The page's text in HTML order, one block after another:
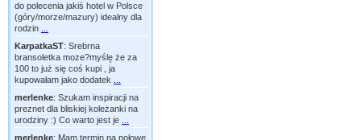
do polecenia jakiś hotel w Polsce
(góry/morze/mazury) idealny dla
rodzin
KarpatkaST: Srebrna
bransoletka moze?myślę że za
100 to już się coś kupi , ja
kupowałam jako dodatek
merlenke: Szukam inspiracji na
preznet dla bliskiej koleżanki na
urodziny :) Co warto jest je
merlenke: Mam termin na połowę